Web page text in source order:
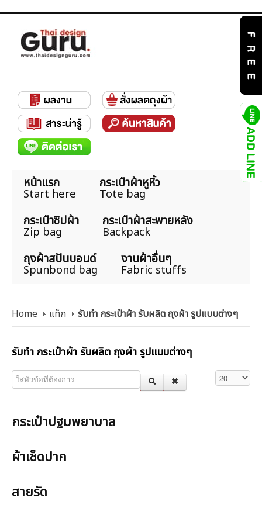
หน้าแรก
Start here
กระเป๋าผ้าหูหิ้ว
Tote bag
กระเป๋าซิปผ้า
Zip bag
กระเป๋าผ้าสะพายหลัง
Backpack
ถุงผ้าสปันบอนด์
Spunbond bag
งานผ้าอื่นๆ
Fabric stuffs
Home แท็ก รับทำ กระเป๋าผ้า รับผลิต ถุงผ้า รูปแบบต่างๆ
รับทำ กระเป๋าผ้า รับผลิต ถุงผ้า รูปแบบต่างๆ
ใส่หัวข้อที่ต้องการ แสดง #
กระเป๋าปฐมพยาบาล
ผ้าเช็ดปาก
สายรัด